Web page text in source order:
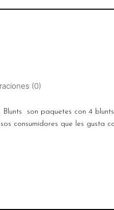
(0)
son paquetes con 4
consumidores que les gusta